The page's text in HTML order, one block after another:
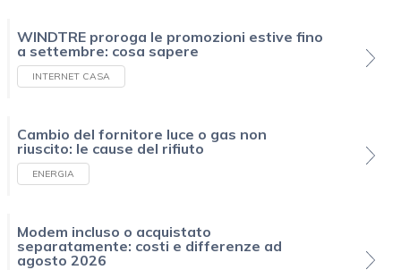
WINDTRE proroga le promozioni estive fino
a settembre: cosa sapere
INTERNET CASA
Cambio del fornitore luce o gas non
riuscito: le cause del rifiuto
ENERGIA
Modem incluso o acquistato
separatamente: costi e differenze ad
agosto 2026